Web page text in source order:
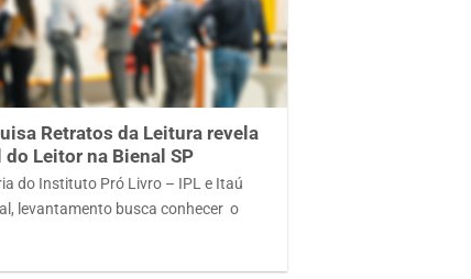
Retratos da Leitura revela
do Leitor na Bienal SP
do Instituto Pró Livro – IPL e Itaú
levantamento busca conhecer o